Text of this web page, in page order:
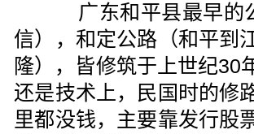
广东和平县最早的
信），和定公路（和平到
隆），皆修筑于上世纪30
还是技术上，民国时的修
里都没钱，主要靠发行股